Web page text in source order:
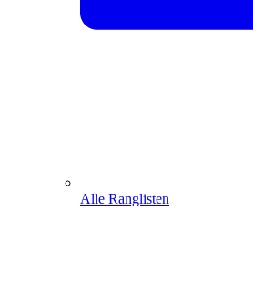
Alle Ranglisten